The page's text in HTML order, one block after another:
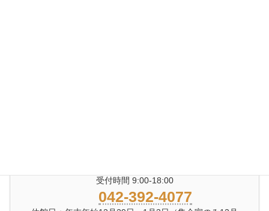
受付時間 9:00-18:00
042-392-4077